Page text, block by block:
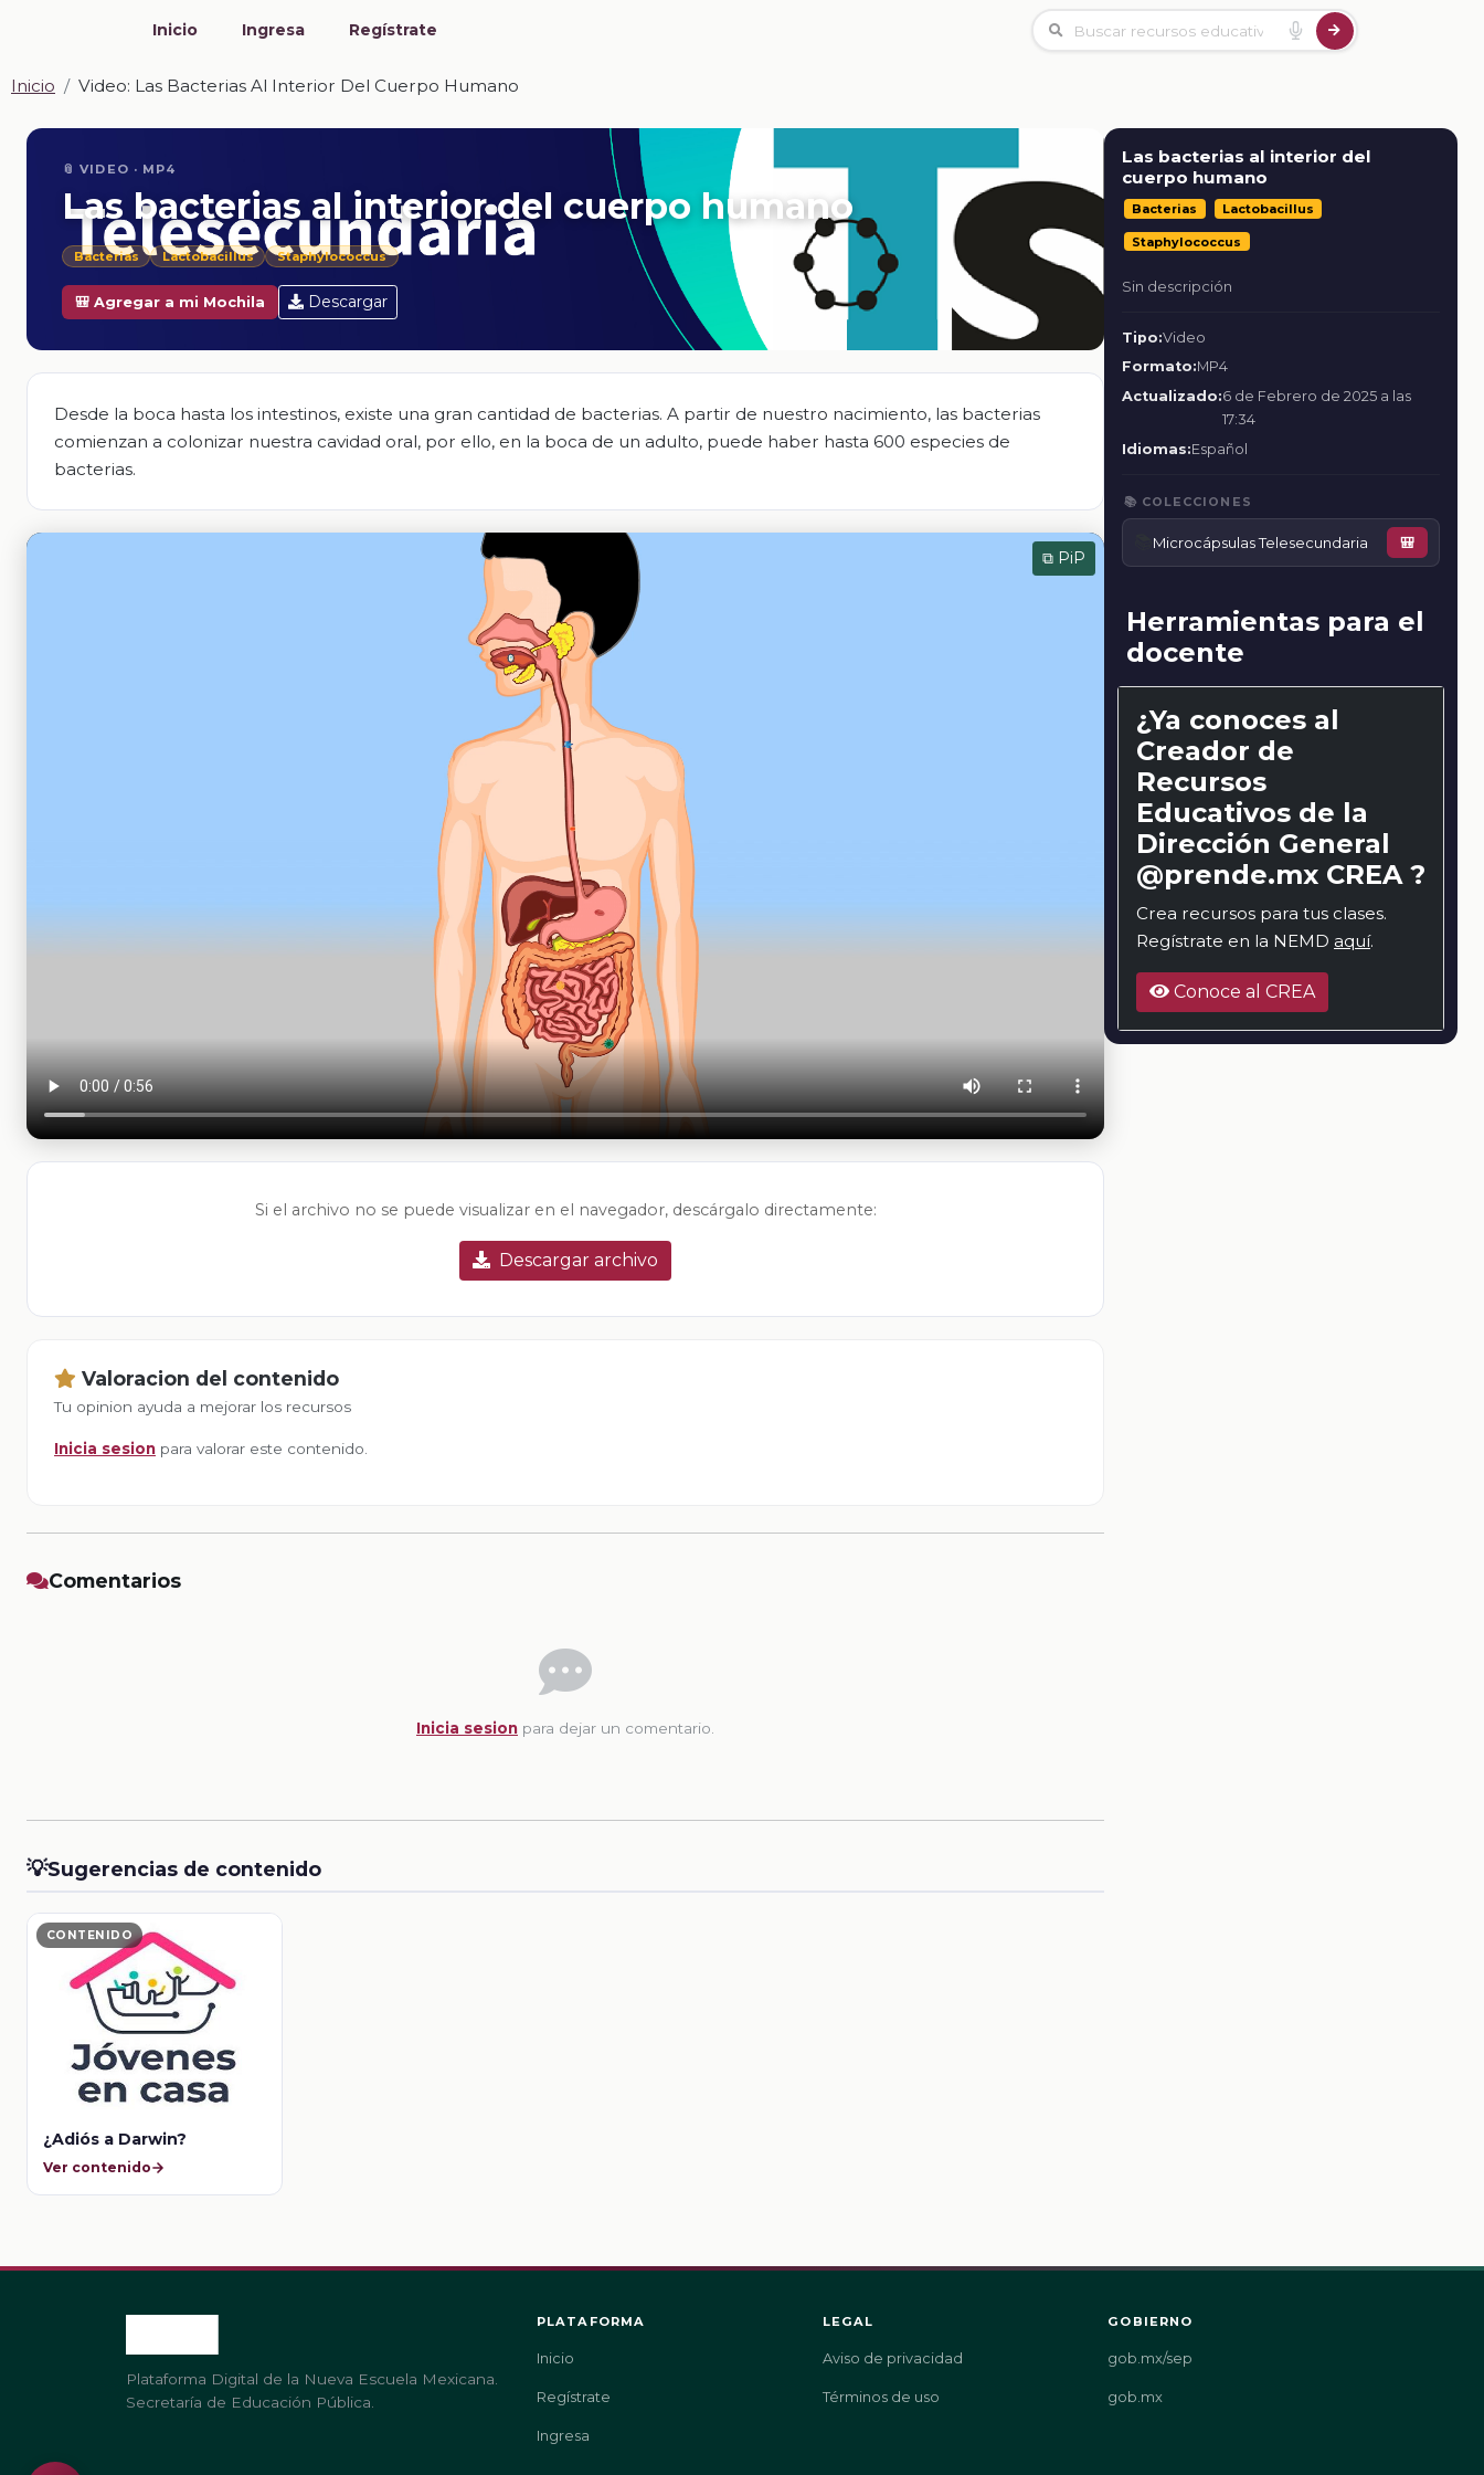
Inicio Ingresa Regístrate
Inicio Video: Las Bacterias Al Interior Del Cuerpo Humano
📎 VIDEO · MP4
Las bacterias al interior del cuerpo humano
Bacterias Lactobacillus Staphylococcus
🎒 Agregar a mi Mochila Descargar
Desde la boca hasta los intestinos, existe una gran cantidad de bacterias. A partir de nuestro nacimiento, las bacterias
comienzan a colonizar nuestra cavidad oral, por ello, en la boca de un adulto, puede haber hasta 600 especies de
bacterias.
⧉ PiP
Si el archivo no se puede visualizar en el navegador, descárgalo directamente:
Descargar archivo
Valoracion del contenido
Tu opinion ayuda a mejorar los recursos
Inicia sesion para valorar este contenido.
Comentarios
Inicia sesion para dejar un comentario.
💡Sugerencias de contenido
CONTENIDO
¿Adiós a Darwin?
Ver contenido
Las bacterias al interior del
cuerpo humano
Bacterias Lactobacillus
Staphylococcus
Sin descripción
Tipo:Video
Formato:MP4
Actualizado:6 de Febrero de 2025 a las
17:34
Idiomas:Español
📚 COLECCIONES
Microcápsulas Telesecundaria 🎒
Herramientas para el
docente
¿Ya conoces al
Creador de
Recursos
Educativos de la
Dirección General
@prende.mx CREA ?
Crea recursos para tus clases.
Regístrate en la NEMD aquí.
Conoce al CREA
Plataforma Digital de la Nueva Escuela Mexicana.
Secretaría de Educación Pública.
PLATAFORMA
Inicio
Regístrate
Ingresa
LEGAL
Aviso de privacidad
Términos de uso
GOBIERNO
gob.mx/sep
gob.mx